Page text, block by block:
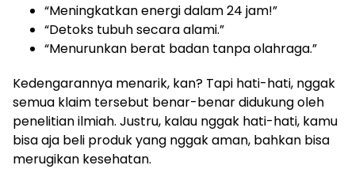
“Meningkatkan energi dalam 24 jam!”
“Detoks tubuh secara alami.”
“Menurunkan berat badan tanpa olahraga.”
Kedengarannya menarik, kan? Tapi hati-hati, nggak
semua klaim tersebut benar-benar didukung oleh
penelitian ilmiah. Justru, kalau nggak hati-hati, kamu
bisa aja beli produk yang nggak aman, bahkan bisa
merugikan kesehatan.